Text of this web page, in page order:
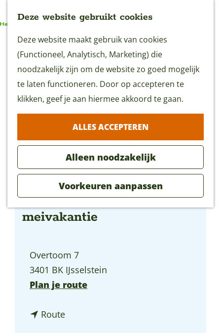
Deze website gebruikt cookies
Deze website maakt gebruik van cookies
(Functioneel, Analytisch, Marketing) die
noodzakelijk zijn om de website zo goed mogelijk
te laten functioneren. Door op accepteren te
klikken, geef je aan hiermee akkoord te gaan.
ALLES ACCEPTEREN
Alleen noodzakelijk
Voorkeuren aanpassen
Kinderrondleiding in
meivakantie
Overtoom 7
3401 BK IJsselstein
Plan je routen
Routen